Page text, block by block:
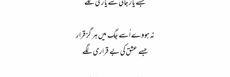
جسے یار جانی سے یاری لگے
نہ ہووے اُسے جگ میں ہر گز قرار
جسے عشق کی بے قراری لگے